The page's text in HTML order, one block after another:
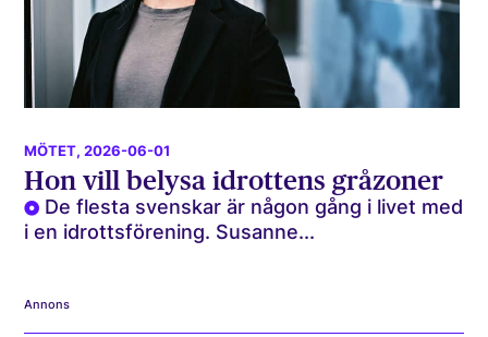
MÖTET, 2026-06-01
Hon vill belysa idrottens gråzoner
De flesta svenskar är någon gång i livet med
i en idrottsförening. Susanne...
Annons